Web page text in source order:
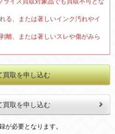
る、または著しいインク汚れやイ
離、または著しいスレや傷がみら
買取を申し込む
買取を申し込む
が必要となります。